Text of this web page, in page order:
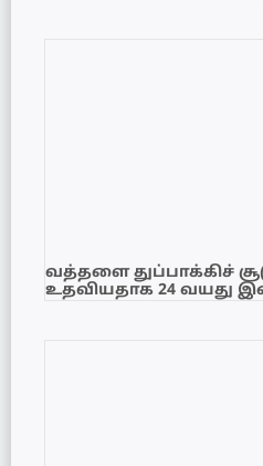
வத்தளை துப்பாக்கிச்
உதவியதாக 24 வயது